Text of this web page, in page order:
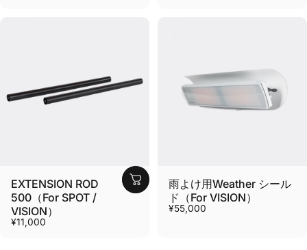
EXTENSION ROD
500（For SPOT /
VISION）
¥11,000
雨よけ用Weather シール
ド（For VISION）
¥55,000